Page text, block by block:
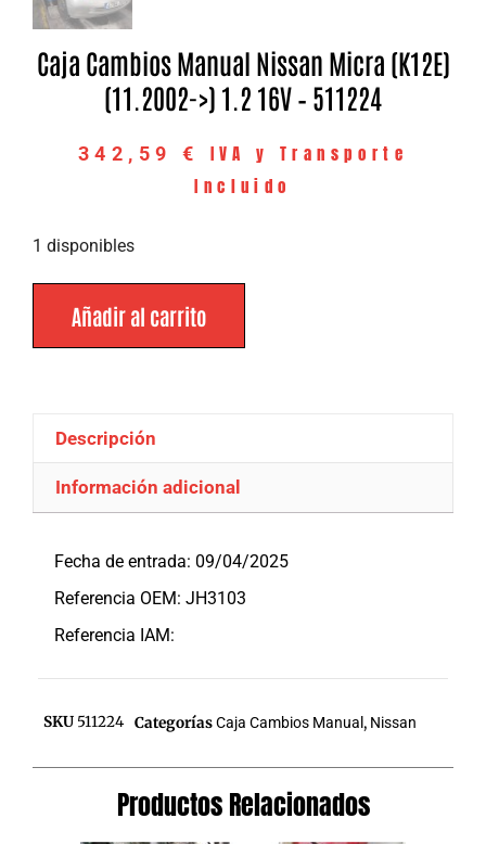
Caja Cambios Manual Nissan Micra (K12E)
(11.2002->) 1.2 16V – 511224
342,59 €
IVA y Transporte
Incluido
1 disponibles
Añadir al carrito
Descripción
Información adicional
Fecha de entrada: 09/04/2025
Referencia OEM: JH3103
Referencia IAM:
SKU 511224 CategoríasCaja Cambios Manual , Nissan
Productos Relacionados